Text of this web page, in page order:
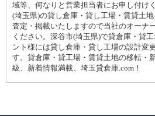
域等、何なりと営業担当者にお申し付け
(埼玉県)の貸し倉庫・貸し工場・賃貸土
査定・掲載いたしますので当社のオーナ
ください。深谷市(埼玉県)で貸倉庫・貸
ント様には貸し倉庫・貸し工場の設計変
す。貸倉庫・貸工場・賃貸土地の移転・
級、新着情報満載、埼玉貸倉庫.com！